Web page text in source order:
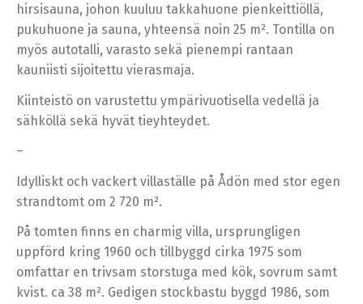
hirsisauna, johon kuuluu takkahuone pienkeittiöllä,
pukuhuone ja sauna, yhteensä noin 25 m². Tontilla on
myös autotalli, varasto sekä pienempi rantaan
kauniisti sijoitettu vierasmaja.
Kiinteistö on varustettu ympärivuotisella vedellä ja
sähköllä sekä hyvät tieyhteydet.
–
Idylliskt och vackert villaställe på Ådön med stor egen
strandtomt om 2 720 m².
På tomten finns en charmig villa, ursprungligen
uppförd kring 1960 och tillbyggd cirka 1975 som
omfattar en trivsam storstuga med kök, sovrum samt
kvist. ca 38 m². Gedigen stockbastu byggd 1986, som